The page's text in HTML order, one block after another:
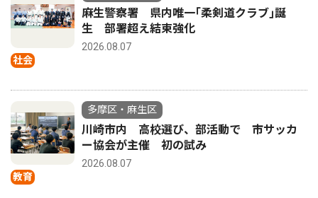
社会
麻生警察署 県内唯一｢柔剣道クラブ｣誕
生 部署超え結束強化
2026.08.07
教育
多摩区・麻生区
川崎市内 高校選び、部活動で 市サッカ
ー協会が主催 初の試み
2026.08.07